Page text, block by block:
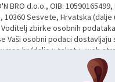
BRO d.o.o., OIB:
, 10360 Sesvete, Hrvatska (dalje
zbirke osobnih
Vaši osobni podaci dostavljaju
(dalje u tekstu „web
Prihvaćanjem ove Izjave
i izričito dajete privolu za